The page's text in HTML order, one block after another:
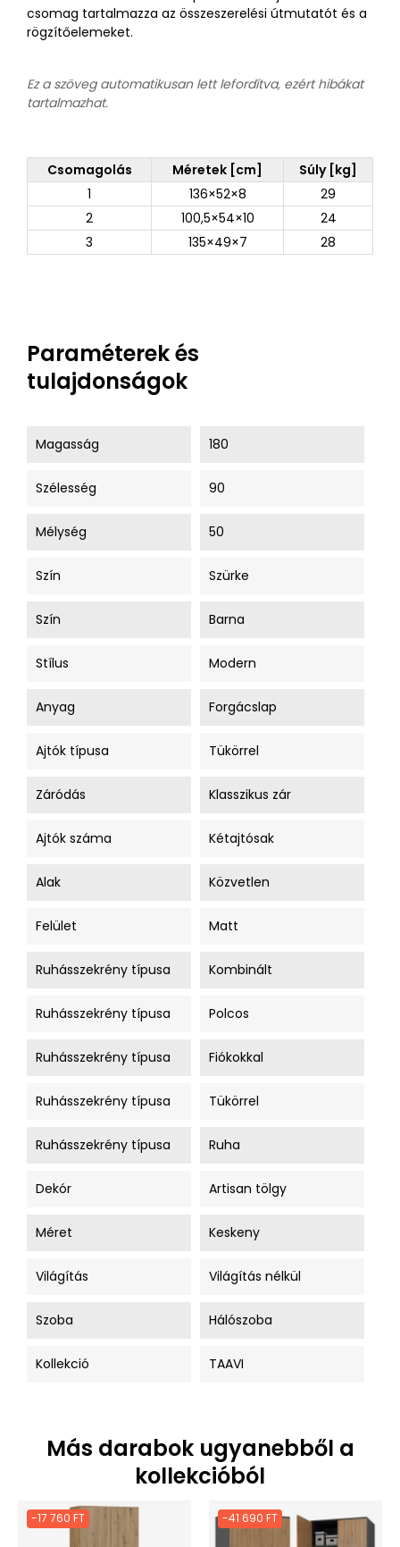
csomag tartalmazza az összeszerelési útmutatót és a
rögzítőelemeket.
Ez a szöveg automatikusan lett lefordítva, ezért hibákat
tartalmazhat.
Csomagolás Méretek [cm]
Súly [kg]
1
136×52×8
29
2
100,5×54×10
24
3
135×49×7 28
Paraméterek és
tulajdonságok
Magasság 180
Szélesség 90
Mélység 50
Szín Szürke
Szín Barna
Stílus Modern
Anyag Forgácslap
Ajtók típusa Tükörrel
Záródás Klasszikus zár
Ajtók száma Kétajtósak
Alak Közvetlen
Felület Matt
Ruhásszekrény típusa Kombinált
Ruhásszekrény típusa Polcos
Ruhásszekrény típusa Fiókokkal
Ruhásszekrény típusa Tükörrel
Ruhásszekrény típusa Ruha
Dekór Artisan tölgy
Méret Keskeny
Világítás Világítás nélkül
Szoba Hálószoba
Kollekció TAAVI
Más darabok ugyanebből a
kollekcióból
-17 760 FT -41 690 FT